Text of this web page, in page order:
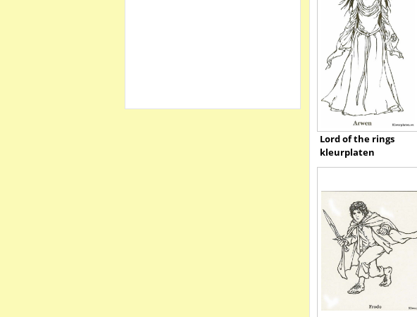
Lord of the rings
kleurplaten